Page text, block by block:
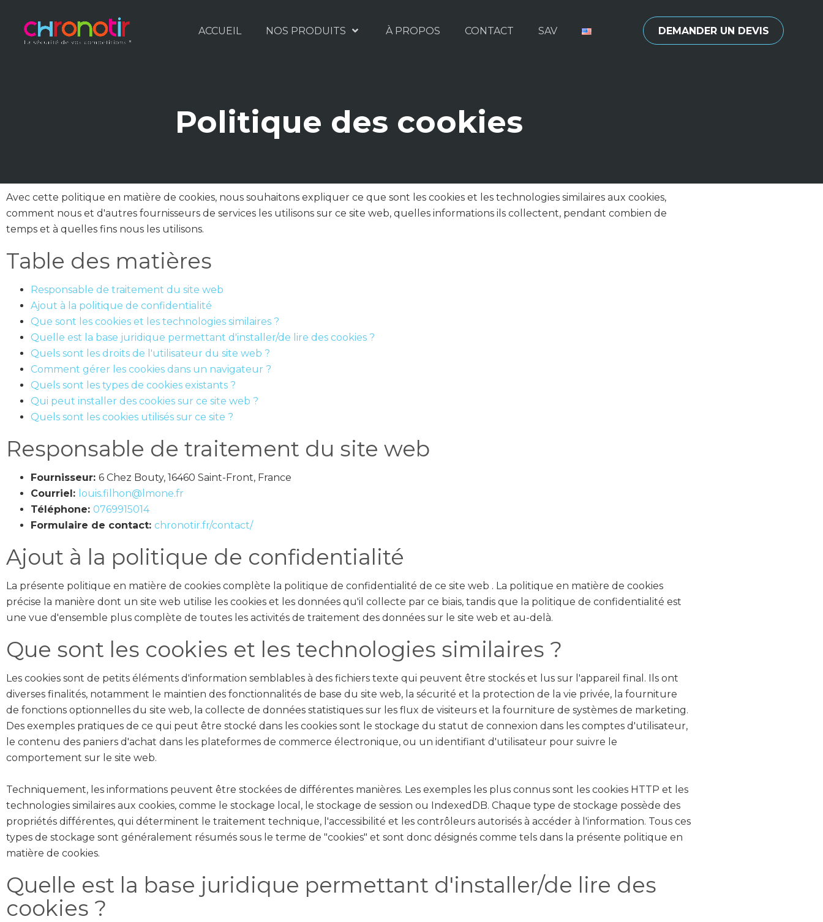
ACCUEIL NOS PRODUITS À PROPOS CONTACT SAV DEMANDER UN DEVIS
Politique des cookies
Avec cette politique en matière de cookies, nous souhaitons expliquer ce que sont les cookies et les technologies similaires aux cookies,
comment nous et d'autres fournisseurs de services les utilisons sur ce site web, quelles informations ils collectent, pendant combien de
temps et à quelles fins nous les utilisons.
Table des matières
Responsable de traitement du site web
Ajout à la politique de confidentialité
Que sont les cookies et les technologies similaires ?
Quelle est la base juridique permettant d'installer/de lire des cookies ?
Quels sont les droits de l'utilisateur du site web ?
Comment gérer les cookies dans un navigateur ?
Quels sont les types de cookies existants ?
Qui peut installer des cookies sur ce site web ?
Quels sont les cookies utilisés sur ce site ?
Responsable de traitement du site web
Fournisseur: 6 Chez Bouty, 16460 Saint-Front, France
Courriel: louis.filhon@lmone.fr
Téléphone: 0769915014
Formulaire de contact: chronotir.fr/contact/
Ajout à la politique de confidentialité
La présente politique en matière de cookies complète la politique de confidentialité de ce site web . La politique en matière de cookies
précise la manière dont un site web utilise les cookies et les données qu'il collecte par ce biais, tandis que la politique de confidentialité est
une vue d'ensemble plus complète de toutes les activités de traitement des données sur le site web et au-delà.
Que sont les cookies et les technologies similaires ?
Les cookies sont de petits éléments d'information semblables à des fichiers texte qui peuvent être stockés et lus sur l'appareil final. Ils ont
diverses finalités, notamment le maintien des fonctionnalités de base du site web, la sécurité et la protection de la vie privée, la fourniture
de fonctions optionnelles du site web, la collecte de données statistiques sur les flux de visiteurs et la fourniture de systèmes de marketing.
Des exemples pratiques de ce qui peut être stocké dans les cookies sont le stockage du statut de connexion dans les comptes d'utilisateur,
le contenu des paniers d'achat dans les plateformes de commerce électronique, ou un identifiant d'utilisateur pour suivre le
comportement sur le site web.
Techniquement, les informations peuvent être stockées de différentes manières. Les exemples les plus connus sont les cookies HTTP et les
technologies similaires aux cookies, comme le stockage local, le stockage de session ou IndexedDB. Chaque type de stockage possède des
propriétés différentes, qui déterminent le traitement technique, l'accessibilité et les contrôleurs autorisés à accéder à l'information. Tous ces
types de stockage sont généralement résumés sous le terme de "cookies" et sont donc désignés comme tels dans la présente politique en
matière de cookies.
Quelle est la base juridique permettant d'installer/de lire des
cookies ?